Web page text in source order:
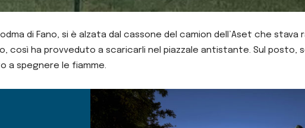
di Fano, si è alzata dal cassone del camion dell’Aset che stava
ha provveduto a scaricarli nel piazzale antistante. Sul posto,
a spegnere le fiamme.